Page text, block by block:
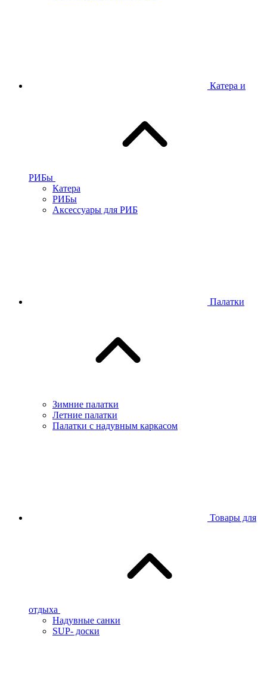
Катера и
РИБы
Катера
РИБы
Аксессуары для РИБ
Палатки
Зимние палатки
Летние палатки
Палатки с надувным каркасом
Товары для
отдыха
Надувные санки
SUP- доски